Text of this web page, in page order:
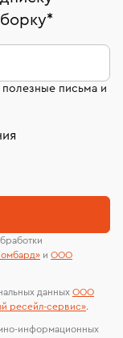
не подошло. 7
на
*
письма и
и ООО
данных ООО
ресейл-сервиc».
информационных